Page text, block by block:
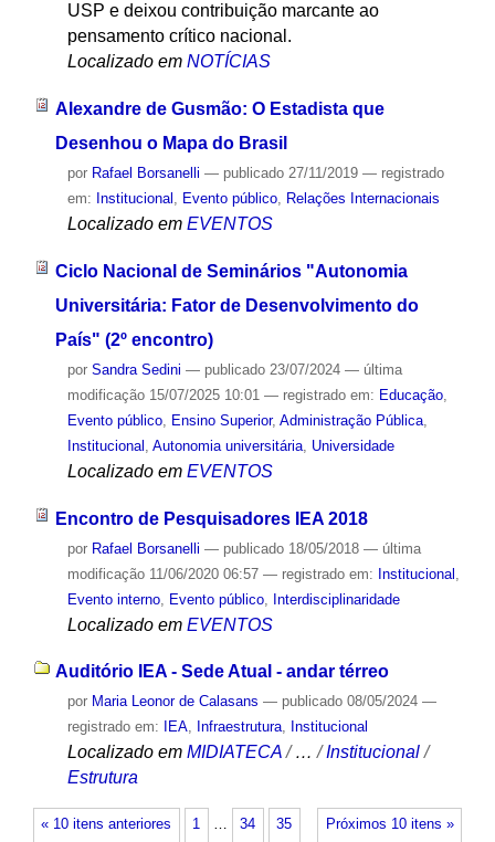
USP e deixou contribuição marcante ao
pensamento crítico nacional.
Localizado em NOTÍCIAS
Alexandre de Gusmão: O Estadista que
Desenhou o Mapa do Brasil
por Rafael Borsanelli — publicado27/11/2019 — registrado
em: Institucional , Evento público, Relações Internacionais
Localizado em EVENTOS
Ciclo Nacional de Seminários "Autonomia
Universitária: Fator de Desenvolvimento do
País" (2º encontro)
por Sandra Sedini — publicado23/07/2024 — última
modificação15/07/2025 10:01 — registrado em: Educação,
Evento público, Ensino Superior, Administração Pública,
Institucional
Autonomia universitária, Universidade
Localizado em EVENTOS
Encontro de Pesquisadores IEA 2018
por Rafael Borsanelli — publicado18/05/2018 — última
modificação11/06/2020 06:57 — registrado em: Institucional
Evento interno, Evento público, Interdisciplinaridade
Localizado em EVENTOS
Auditório IEA - Sede Atual - andar térreo
por Maria Leonor de Calasans — publicado08/05/2024 —
registrado em:
IEA, Infraestrutura, Institucional
Localizado em MIDIATECA /…/Institucional /
Estrutura
« 10 itens anteriores Próximos 10 itens »
1 … 34 35